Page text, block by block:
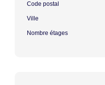
Code postal
Ville
Nombre étages